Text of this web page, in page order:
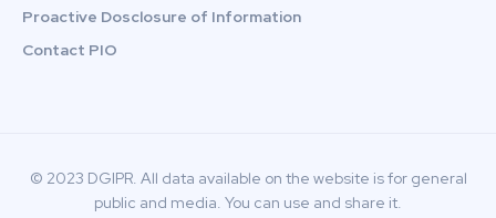
Proactive Dosclosure of Information
Contact PIO
© 2023 DGIPR. All data available on the website is for general
public and media. You can use and share it.